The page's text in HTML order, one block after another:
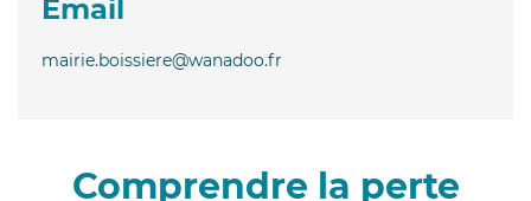
Email
mairie.boissiere@wanadoo.fr
Comprendre la perte